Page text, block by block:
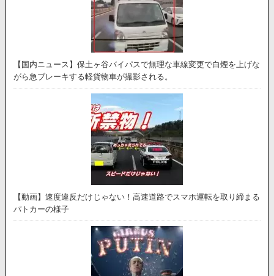
【国内ニュース】保土ヶ谷バイパスで無理な車線変更で白煙を上げな
がら急ブレーキする軽貨物車が撮影される。
【動画】速度違反だけじゃない！高速道路でスマホ運転を取り締まる
パトカーの様子